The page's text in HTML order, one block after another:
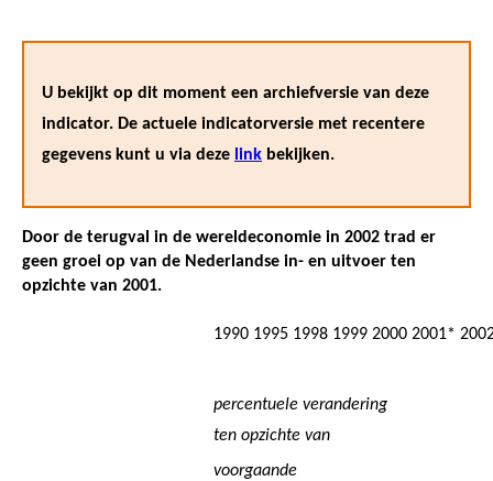
U bekijkt op dit moment een archiefversie van deze
indicator. De actuele indicatorversie met recentere
gegevens kunt u via deze link bekijken.
Door de terugval in de wereldeconomie in 2002 trad er
geen groei op van de Nederlandse in- en uitvoer ten
opzichte van 2001.
1990 1995 1998 1999 2000 2001*
percentuele verandering
ten opzichte van
voorgaande